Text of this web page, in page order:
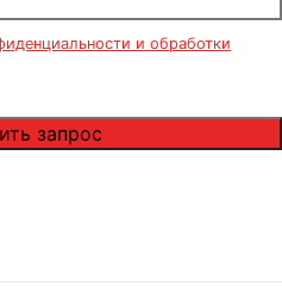
и обработки